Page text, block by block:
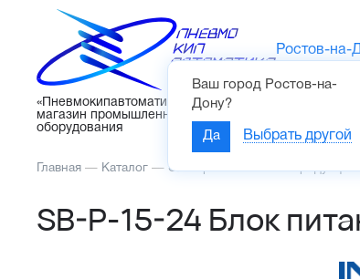
«Пневмокипавтоматика» – интернет-
магазин промышленного
оборудования
Ростов-на-
Ваш город Ростов-на-
Дону?
Да Выбрать другой
Главная — Каталог — Электротехническая продукция
SB-P-15-24 Блок